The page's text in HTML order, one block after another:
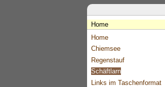
Home
Home
Chiemsee
Regenstauf
Schäftlarn
Links im Taschenformat